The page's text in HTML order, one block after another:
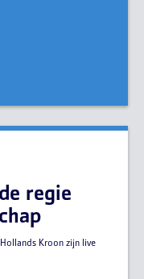
regie
Kroon zijn live